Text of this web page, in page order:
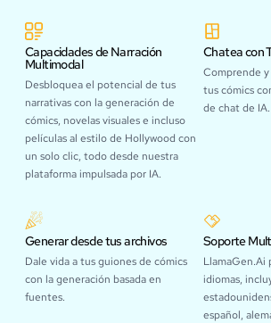
Capacidades de Narración
Multimodal
Desbloquea el potencial de tus
narrativas con la generación de
cómics, novelas visuales e incluso
películas al estilo de Hollywood con
un solo clic, todo desde nuestra
plataforma impulsada por IA.
Chatea con
Comprende
tus cómics
de chat de IA.
Generar desde tus archivos
Dale vida a tus guiones de cómics
con la generación basada en
fuentes.
Soporte
LlamaGen.Ai
idiomas,
español,